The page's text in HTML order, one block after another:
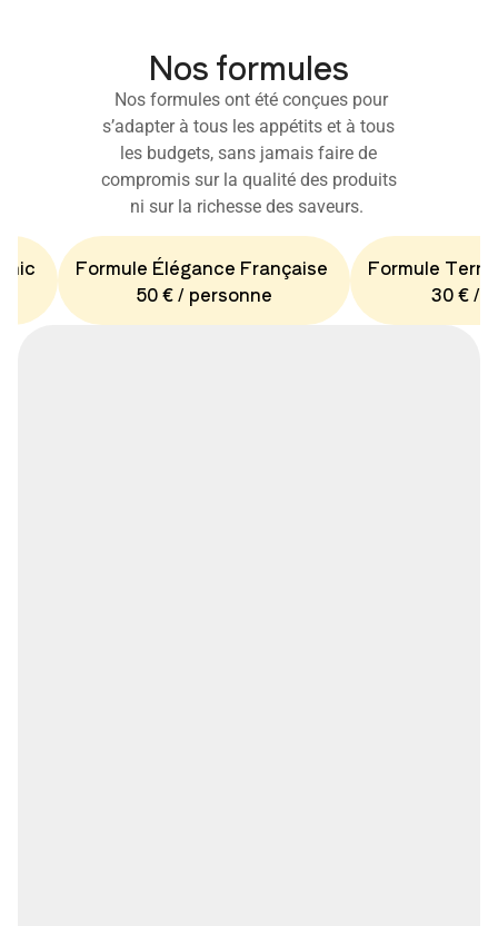
Nos formules
Nos formules ont été conçues pour
s’adapter à tous les appétits et à tous
les budgets, sans jamais faire de
compromis sur la qualité des produits
ni sur la richesse des saveurs.
Formule Élégance Française
50 € / personne
Formule
30 € /